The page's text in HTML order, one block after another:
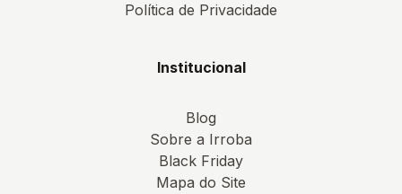
Política de Privacidade
Institucional
Blog
Sobre a Irroba
Black Friday
Mapa do Site